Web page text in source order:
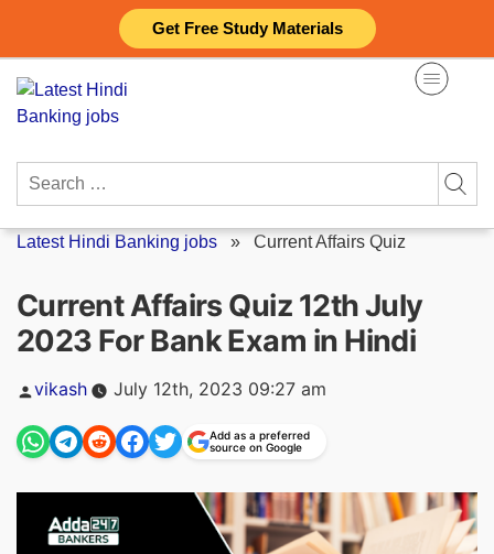
Get Free Study Materials
content
Search
Latest Hindi Banking jobs » Current Affairs Quiz
Current Affairs Quiz 12th July
2023 For Bank Exam in Hindi
Posted
vikash July 12th, 2023 09:27 am
Add as a preferred
source on Google